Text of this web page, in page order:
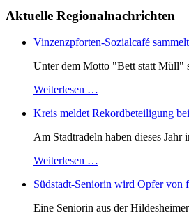
Aktuelle Regionalnachrichten
Vinzenzpforten-Sozialcafé
Unter dem Motto "Bett statt Müll"
Weiterlesen …
Kreis meldet Rekordbeteiligung
Am Stadtradeln haben dieses
Weiterlesen …
Südstadt-Seniorin wird Opfer von
Eine Seniorin aus der